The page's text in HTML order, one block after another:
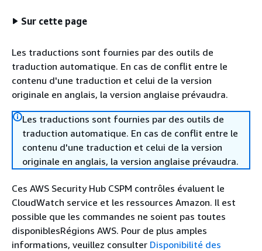
Sur cette page
Les traductions sont fournies par des outils de
traduction automatique. En cas de conflit entre le
contenu d'une traduction et celui de la version
originale en anglais, la version anglaise prévaudra.
Les traductions sont fournies par des outils de
traduction automatique. En cas de conflit entre le
contenu d'une traduction et celui de la version
originale en anglais, la version anglaise prévaudra.
Ces AWS Security Hub CSPM contrôles évaluent le
CloudWatch service et les ressources Amazon. Il est
possible que les commandes ne soient pas toutes
disponiblesRégions AWS. Pour de plus amples
informations, veuillez consulter Disponibilité des